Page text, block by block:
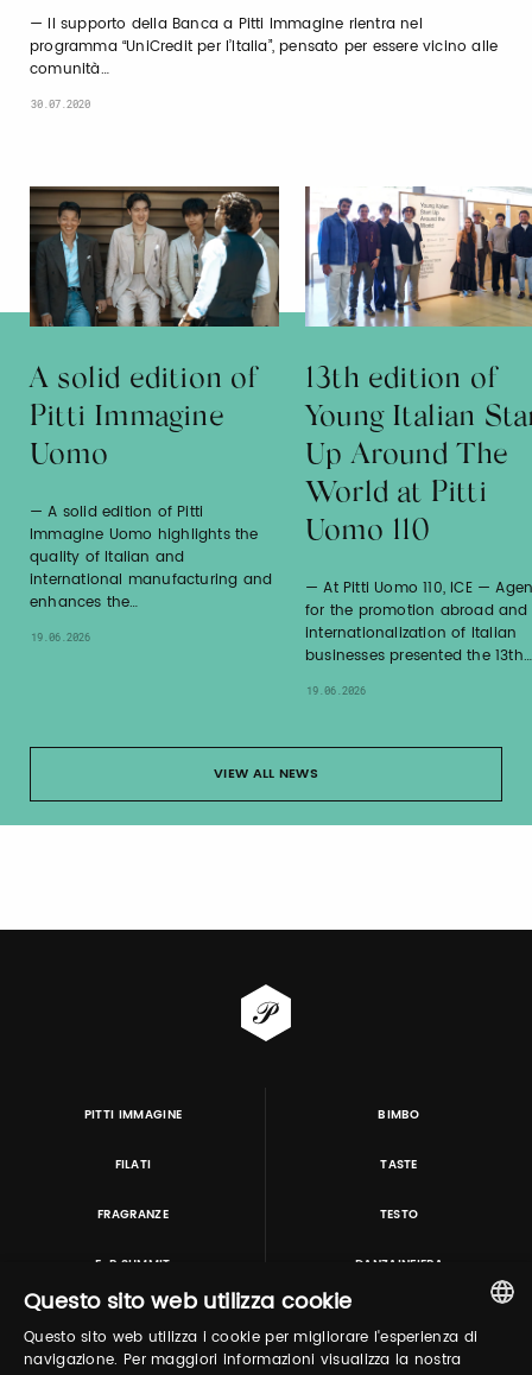
Il supporto della Banca a Pitti Immagine rientra nel
programma “UniCredit per l’Italia”, pensato per essere vicino alle
comunità…
30.07.2020
A solid edition of
Pitti Immagine
Uomo
A solid edition of Pitti
Immagine Uomo highlights the
quality of Italian and
international manufacturing and
enhances the…
19.06.2026
13th edition of
Young Italian
Up Around The
World at Pitti
Uomo 110
At Pitti Uomo 110, ICE —
for the promotion abroad and
internationalization of Italian
businesses presented the 13th…
19.06.2026
VIEW ALL NEWS
PITTI IMMAGINE BIMBO
FILATI TASTE
FRAGRANZE TESTO
E-P SUMMIT DANZAINFIERA
TUTORING & CONSULTING ITALIAN
Questo sito web utilizza cookie
Questo sito web utilizza i cookie per migliorare l'esperienza di
navigazione. Per maggiori informazioni visualizza la nostra